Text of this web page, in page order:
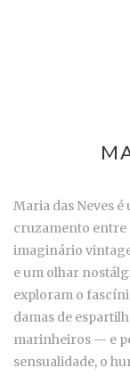
Maria das Neves
cruzamento entre
imaginário
e um olhar
exploram o
damas de
marinheiros — e
sensualidade, o